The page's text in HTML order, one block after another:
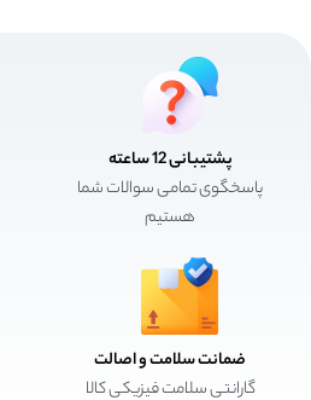
پشتیبانی 12 ساعته
پاسخگوی تمامی سوالات شما
هستیم
ضمانت سلامت و اصالت
گارانتی سلامت فیزیکی کالا